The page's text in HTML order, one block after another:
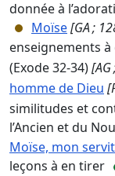
donnée à
Moïse[GA ;
enseignements
(Exode 32-34)
homme de Dieu
similitudes et
l’Ancien et du
Moïse, mon
leçons à en tirer